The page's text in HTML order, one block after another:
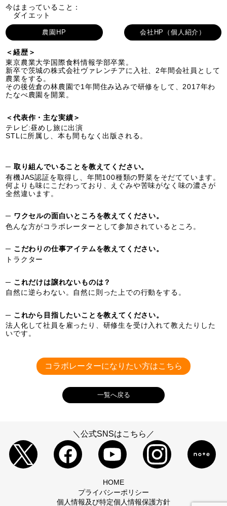
今はまっていること：
ダイエット
農園HP 会社HP（個人紹介）
＜経歴＞
東京農業大学国際食料情報学部卒業。
新卒で茨城の株式会社ヴァレンチアに入社、2年間会社員として
農業をする。
その後佐倉の林農園で1年間住み込みで研修をして、2017年わ
たなべ農園を開業。
＜代表作・主な実績＞
テレビ:昼めし旅に出演
STLに所属し、本も間もなく出版される。
─ 取り組んでいることを教えてください。
有機JAS認証を取得し、年間100種類の野菜をそだてています。
何よりも味にこだわっており、えぐみや苦味がなく味の濃さが
全然違います。
─ ワクセルの面白いところを教えてください。
色んな方がコラボレーターとして参加されているところ。
─ こだわりの仕事アイテムを教えてください。
トラクター
─ これだけは譲れないものは？
自然に逆らわない。自然に則った上での行動をする。
─ これから目指したいことを教えてください。
法人化して社員を雇ったり、研修生を受け入れて教えたりした
いです。
コラボレーターになりたい方はこちら
一覧へ戻る
＼公式SNSはこちら／
HOME
プライバシーポリシー
個人情報及び特定個人情報保護方針